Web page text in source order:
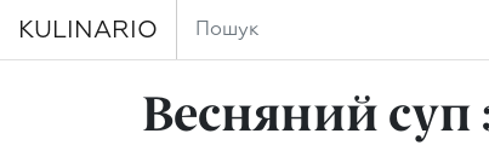
KULINARIO
Весняний суп